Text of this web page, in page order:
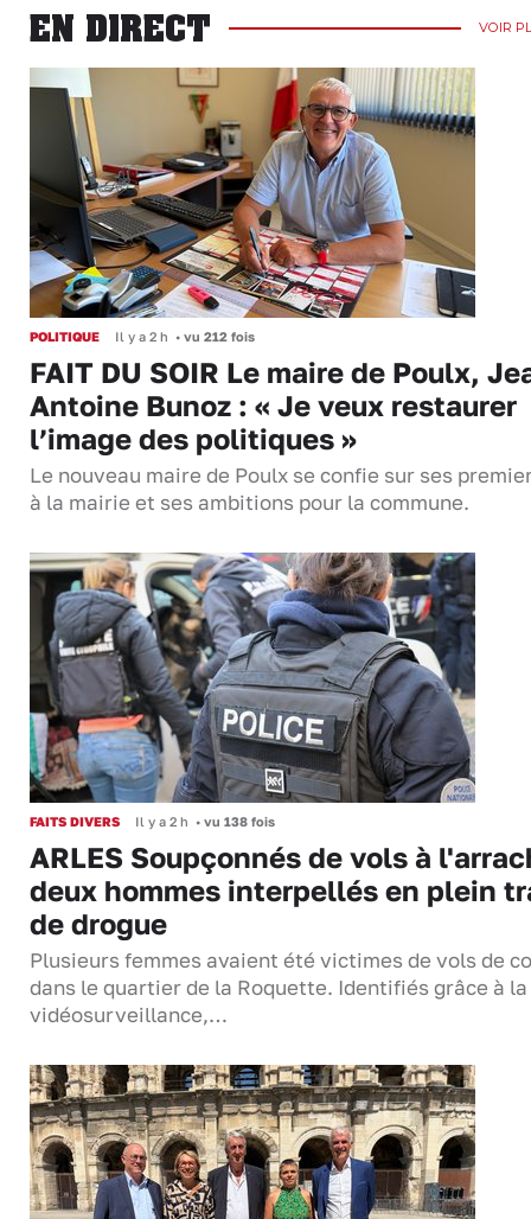
EN DIRECT VOIR
POLITIQUE Il y a 2 h • vu 212 fois
FAIT DU SOIR Le maire de Poulx,
Antoine Bunoz : « Je veux restaurer
l’image des politiques »
Le nouveau maire de Poulx se confie sur ses
à la mairie et ses ambitions pour la commune.
FAITS DIVERS Il y a 2 h • vu 138 fois
ARLES Soupçonnés de vols à
deux hommes interpellés en plein
de drogue
Plusieurs femmes avaient été victimes de vols de
dans le quartier de la Roquette. Identifiés grâce à la
vidéosurveillance,…